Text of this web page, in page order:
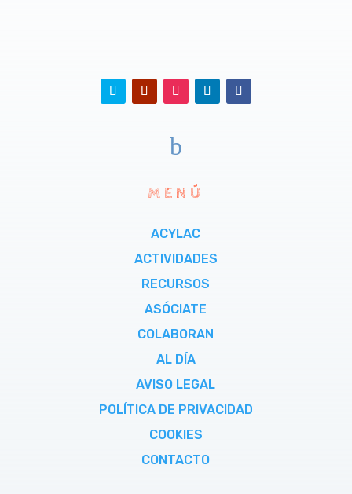
b
MENÚ
ACYLAC
ACTIVIDADES
RECURSOS
ASÓCIATE
COLABORAN
AL DÍA
AVISO LEGAL
POLÍTICA DE PRIVACIDAD
COOKIES
CONTACTO